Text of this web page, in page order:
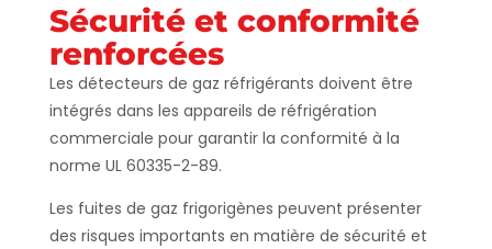
Sécurité et conformité
renforcées
Les détecteurs de gaz réfrigérants doivent être
intégrés dans les appareils de réfrigération
commerciale pour garantir la conformité à la
norme UL 60335-2-89.
Les fuites de gaz frigorigènes peuvent présenter
des risques importants en matière de sécurité et